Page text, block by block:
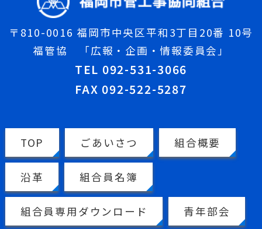
〒810-0016 福岡市中央区平和3丁目20番 10号
福管協 「広報・企画・情報委員会」
TEL 092-531-3066
FAX 092-522-5287
TOP ごあいさつ 組合概要
沿革 組合員名簿
組合員専用ダウンロード 青年部会